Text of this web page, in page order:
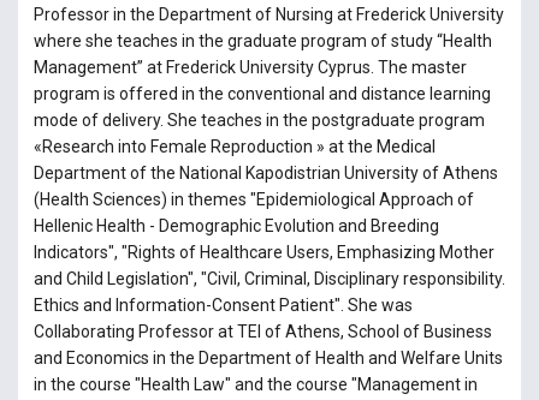
Professor in the Department of Nursing at Frederick University
where she teaches in the graduate program of study “Health
Management” at Frederick University Cyprus. The master
program is offered in the conventional and distance learning
mode of delivery. She teaches in the postgraduate program
«Research into Female Reproduction » at the Medical
Department of the National Kapodistrian University of Athens
(Health Sciences) in themes "Epidemiological Approach of
Hellenic Health - Demographic Evolution and Breeding
Indicators", "Rights of Healthcare Users, Emphasizing Mother
and Child Legislation", "Civil, Criminal, Disciplinary responsibility.
Ethics and Information-Consent Patient". She was
Collaborating Professor at TEI of Athens, School of Business
and Economics in the Department of Health and Welfare Units
in the course "Health Law" and the course "Management in